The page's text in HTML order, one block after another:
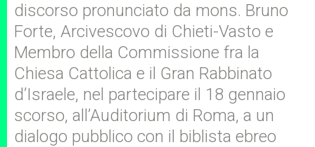
discorso pronunciato da mons. Bruno
Forte, Arcivescovo di Chieti-Vasto e
Membro della Commissione fra la
Chiesa Cattolica e il Gran Rabbinato
d’Israele, nel partecipare il 18 gennaio
scorso, all’Auditorium di Roma, a un
dialogo pubblico con il biblista ebreo